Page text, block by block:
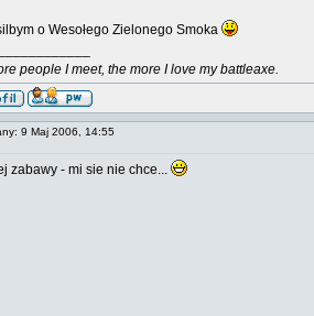
o Wesołego Zielonego Smoka
people I meet, the more I love my battleaxe.
9 Maj 2006, 14:55
zabawy - mi sie nie chce...